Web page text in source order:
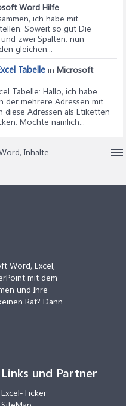
Word Hilfe
ich habe mit
Soweit so gut Die
zwei Spalten. nun
gleichen...
Tabelle in Microsoft
Tabelle: Hallo, ich habe
der mehrere Adressen mit
diese Adressen als Etiketten
Möchte nämlich...
Inhalte
Word, Excel,
mit dem
und Ihre
Rat? Dann
Links und Partner
Excel-Ticker